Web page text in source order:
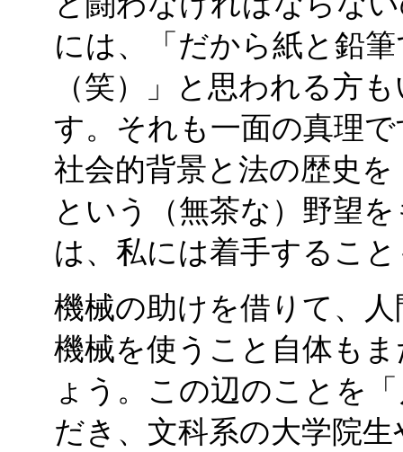
には、「だから紙と鉛
（笑）」と思われる方
す。それも一面の真理
社会的背景と法の歴史
という（無茶な）野望
は、私には着手するこ
機械の助けを借りて、
機械を使うこと自体も
ょう。この辺のことを
だき、文科系の大学院